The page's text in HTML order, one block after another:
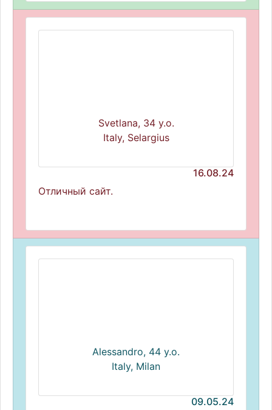
Svetlana, 34 y.o.
Italy, Selargius
16.08.24
Отличный сайт.
Alessandro, 44 y.o.
Italy, Milan
09.05.24